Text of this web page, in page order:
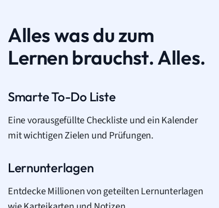
Alles was du zum
Lernen brauchst. Alles.
Smarte To-Do Liste
Eine vorausgefüllte Checkliste und ein Kalender
mit wichtigen Zielen und Prüfungen.
Lernunterlagen
Entdecke Millionen von geteilten Lernunterlagen